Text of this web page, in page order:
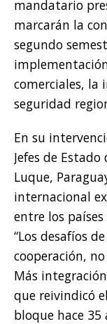
mandatario
marcarán la
segundo
comerciales, la
seguridad
En su
Jefes de
Luque,
internacional
entre los
“Los desafíos
cooperación,
Más
que reivindicó
bloque hace 35